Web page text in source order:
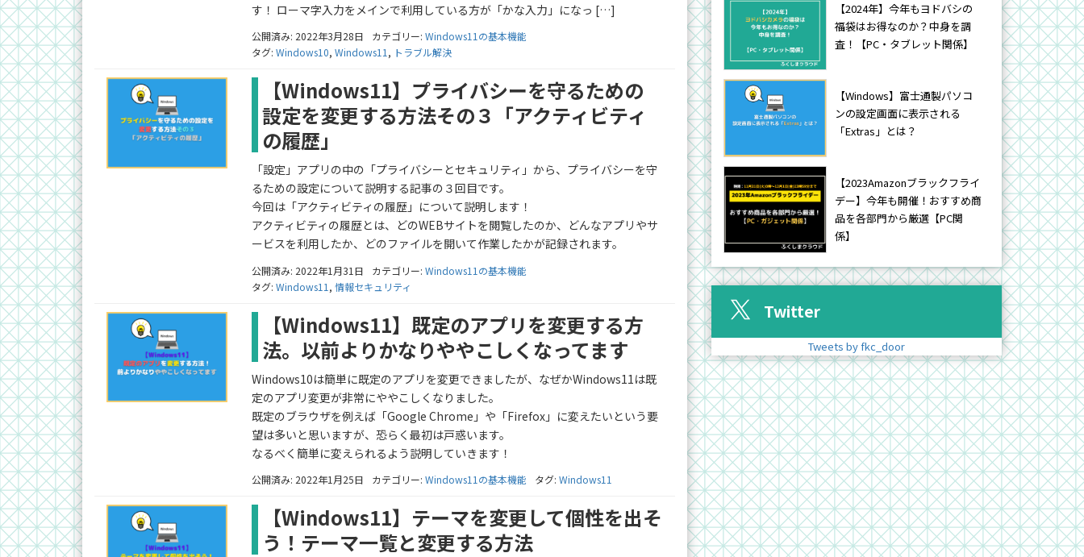
す！ ローマ字入力をメインで利用している方が「かな入力」になっ […]
公開済み: 2022年3月28日 カテゴリー: Windows11の基本機能
タグ: Windows10, Windows11 , トラブル解決
【Windows11】プライバシーを守るための
設定を変更する方法その３「アクティビティ
の履歴」
「設定」アプリの中の「プライバシーとセキュリティ」から、プライバシーを守
るための設定について説明する記事の３回目です。
今回は「アクティビティの履歴」について説明します！
アクティビティの履歴とは、どのWEBサイトを閲覧したのか、どんなアプリやサ
ービスを利用したか、どのファイルを開いて作業したかが記録されます。
公開済み: 2022年1月31日 カテゴリー: Windows11の基本機能
タグ: Windows11 , 情報セキュリティ
【Windows11】既定のアプリを変更する方
法。以前よりかなりややこしくなってます
Windows10は簡単に既定のアプリを変更できましたが、なぜかWindows11は既
定のアプリ変更が非常にややこしくなりました。
既定のブラウザを例えば「Google Chrome」や「Firefox」に変えたいという要
望は多いと思いますが、恐らく最初は戸惑います。
なるべく簡単に変えられるよう説明していきます！
公開済み: 2022年1月25日 カテゴリー: Windows11の基本機能 タグ: Windows11
【Windows11】テーマを変更して個性を出そ
う！テーマ一覧と変更する方法
【2024年】今年もヨドバシの
福袋はお得なのか？中身を調
査！【PC・タブレット関係】
【Windows】富士通製パソコ
ンの設定画面に表示される
「Extras」とは？
【2023Amazonブラックフライ
デー】今年も開催！おすすめ商
品を各部門から厳選【PC関
係】
Twitter
Tweets by fkc_door